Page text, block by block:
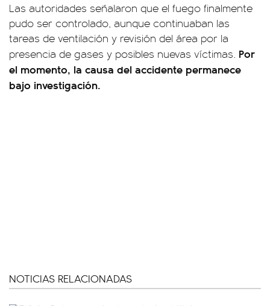
Las autoridades señalaron que el fuego finalmente
pudo ser controlado, aunque continuaban las
tareas de ventilación y revisión del área por la
presencia de gases y posibles nuevas víctimas. Por
el momento, la causa del accidente permanece
bajo investigación.
NOTICIAS RELACIONADAS